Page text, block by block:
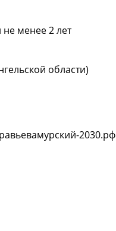
менее 2 лет
области)
2030.рф